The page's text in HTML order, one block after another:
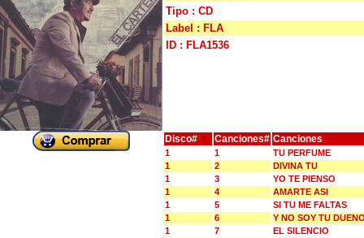
Tipo : CD
Label : FLA
ID : FLA1536
Disco# Canciones# Canciones
1 1
TU PERFUME
1
2
DIVINA TU
1
3
YO TE PIENSO
1
4
AMARTE ASI
1
5
SI TU ME FALTAS
1
6
Y NO SOY TU
1
7
EL SILENCIO